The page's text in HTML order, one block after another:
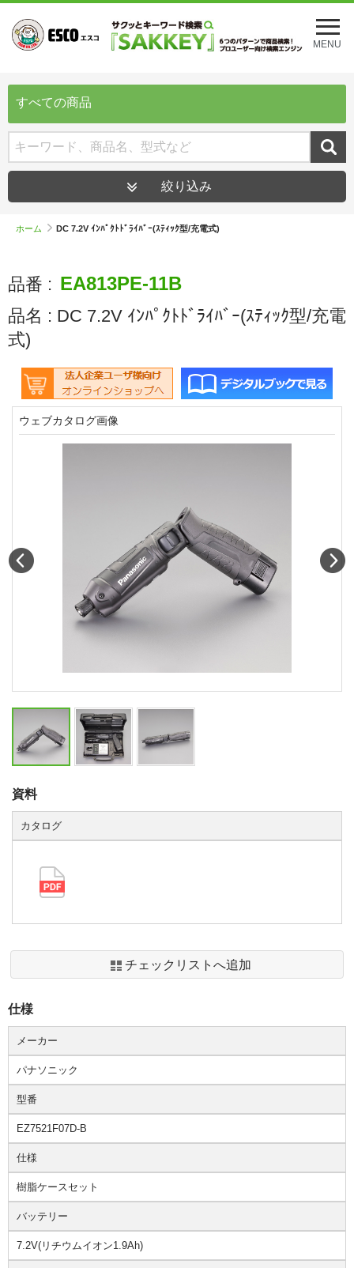
メ
ニ
ュ
を
MENU
すべての商品
絞り込み
ホーム DC 7.2V ｲﾝﾊﾟｸﾄﾄﾞﾗｲﾊﾞｰ(ｽﾃｨｯｸ型/充電式)
品番 : EA813PE-11B
品名 : DC 7.2V ｲﾝﾊﾟｸﾄﾄﾞﾗｲﾊﾞｰ(ｽﾃｨｯｸ型/充電
式)
チェックリストへ追加
仕様
メーカー
パナソニック
型番
EZ7521F07D-B
仕様
樹脂ケースセット
バッテリー
7.2V(リチウムイオン1.9Ah)
ウェブカタログ画像
資料
カタログ